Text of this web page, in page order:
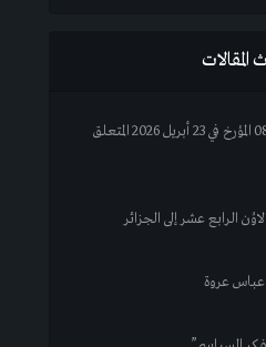
المقالات
عن القانون العضوي رقم 26-08 المؤرخ في 23 أبريل 2026 المتعلق
الرابع عشر إلى الجزائر
عباس عروة